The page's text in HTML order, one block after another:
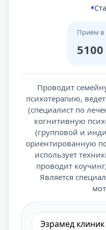
Приём в
5100
Проводит
психотерапию,
(специалист по
когнитивную
(групповой и
ориентированную
использует
проводит
Является
Эзрамед клиник